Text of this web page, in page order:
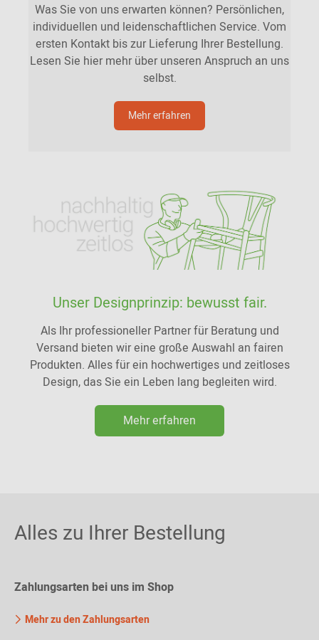
Was Sie von uns erwarten können? Persönlichen,
individuellen und leidenschaftlichen Service. Vom
ersten Kontakt bis zur Lieferung Ihrer Bestellung.
Lesen Sie hier mehr über unseren Anspruch an uns
selbst.
Mehr erfahren
Unser Designprinzip: bewusst fair.
Als Ihr professioneller Partner für Beratung und
Versand bieten wir eine große Auswahl an fairen
Produkten. Alles für ein hochwertiges und zeitloses
Design, das Sie ein Leben lang begleiten wird.
Mehr erfahren
Alles zu Ihrer Bestellung
Zahlungsarten bei uns im Shop
Mehr zu den Zahlungsarten